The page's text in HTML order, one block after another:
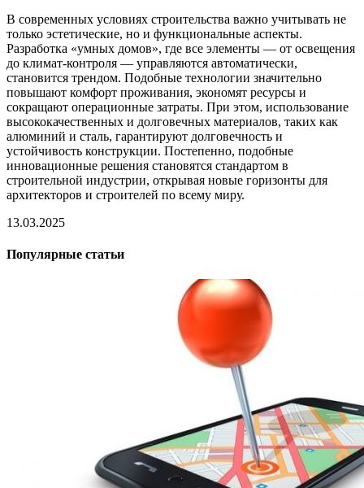
В современных условиях строительства важно учитывать не
только эстетические, но и функциональные аспекты.
Разработка «умных домов», где все элементы — от освещения
до климат-контроля — управляются автоматически,
становится трендом. Подобные технологии значительно
повышают комфорт проживания, экономят ресурсы и
сокращают операционные затраты. При этом, использование
высококачественных и долговечных материалов, таких как
алюминий и сталь, гарантируют долговечность и
устойчивость конструкции. Постепенно, подобные
инновационные решения становятся стандартом в
строительной индустрии, открывая новые горизонты для
архитекторов и строителей по всему миру.
13.03.2025
Популярные статьи